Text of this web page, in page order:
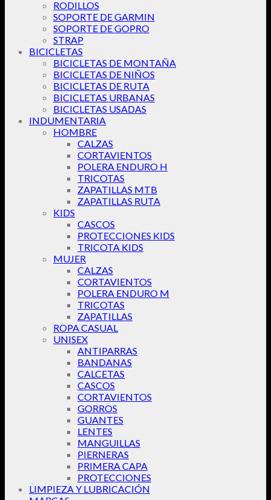
RODILLOS
SOPORTE DE GARMIN
SOPORTE DE GOPRO
STRAP
BICICLETAS
BICICLETAS DE MONTAÑA
BICICLETAS DE NIÑOS
BICICLETAS DE RUTA
BICICLETAS URBANAS
BICICLETAS USADAS
INDUMENTARIA
HOMBRE
CALZAS
CORTAVIENTOS
POLERA ENDURO H
TRICOTAS
ZAPATILLAS MTB
ZAPATILLAS RUTA
KIDS
CASCOS
PROTECCIONES KIDS
TRICOTA KIDS
MUJER
CALZAS
CORTAVIENTOS
POLERA ENDURO M
TRICOTAS
ZAPATILLAS
ROPA CASUAL
UNISEX
ANTIPARRAS
BANDANAS
CALCETAS
CASCOS
CORTAVIENTOS
GORROS
GUANTES
LENTES
MANGUILLAS
PIERNERAS
PRIMERA CAPA
PROTECCIONES
LIMPIEZA Y LUBRICACIÓN